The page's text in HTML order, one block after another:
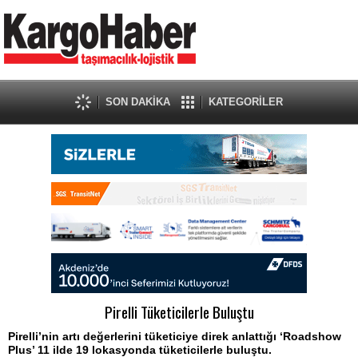
SON DAKİKA KATEGORİLER
Pirelli Tüketicilerle Buluştu
Pirelli’nin artı değerlerini tüketiciye direk anlattığı ‘Roadshow
Plus’ 11 ilde 19 lokasyonda tüketicilerle buluştu.